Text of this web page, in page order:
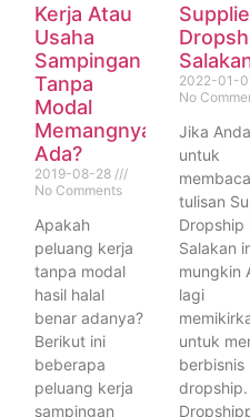
Kerja Atau
Usaha
Sampingan
Tanpa
Modal
Memangnya
Ada?
2019-08-28
No Comments
Apakah
peluang kerja
tanpa modal
hasil halal
benar adanya?
Berikut ini
beberapa
peluang kerja
sampingan
2022-01-
No
Jika Anda
untuk
membaca
tulisan
Dropship
Salakan
mungkin
lagi
untuk
berbisnis
dropship.